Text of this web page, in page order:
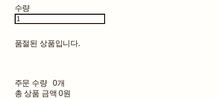
수량
품절된 상품입니다.
주문 수량
0개
총 상품 금액 0원